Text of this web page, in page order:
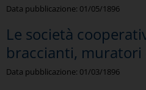
Data pubblicazione: 01/05/1896
Le società
braccianti, muratori
Data pubblicazione: 01/03/1896